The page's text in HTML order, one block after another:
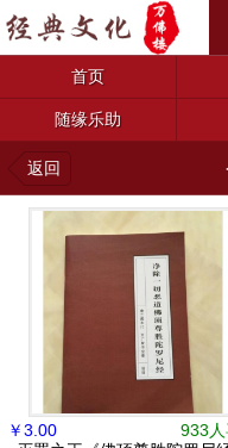
首页
随缘乐助
返回
933
￥3.00